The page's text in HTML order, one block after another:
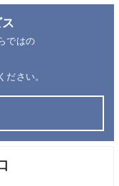
ではの
ださい。